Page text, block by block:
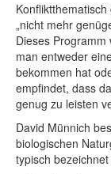
„nicht mehr
Dieses
man entweder
bekommen hat
empfindet, dass
genug zu leisten
David Münnich
biologischen
typisch